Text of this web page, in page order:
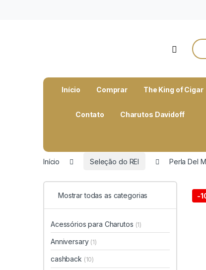
Open
Início Comprar The King of Cigar
Contato Charutos Davidoff
Início Seleção do REI Perla Del
-
Mostrar todas as categorias
Acessórios para Charutos (1)
Anniversary (1)
cashback (10)